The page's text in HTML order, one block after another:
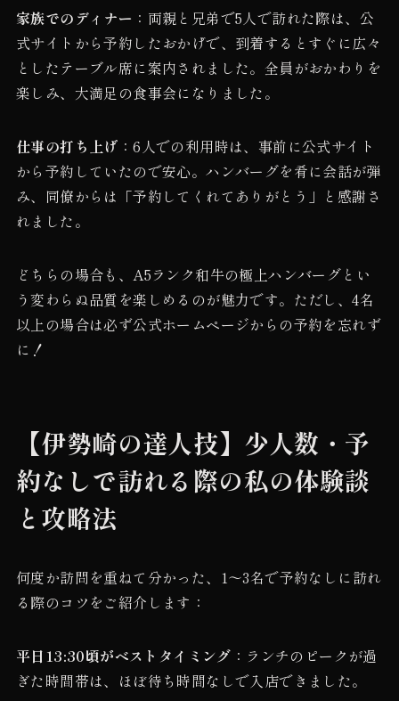
家族でのディナー ：両親と兄弟で5人で訪れた際は、公
式サイトから予約したおかげで、到着するとすぐに広々
としたテーブル席に案内されました。全員がおかわりを
楽しみ、大満足の食事会になりました。
仕事の打ち上げ ：6人での利用時は、事前に公式サイト
から予約していたので安心。ハンバーグを肴に会話が弾
み、同僚からは「予約してくれてありがとう」と感謝さ
れました。
どちらの場合も、A5ランク和牛の極上ハンバーグとい
う変わらぬ品質を楽しめるのが魅力です。ただし、4名
以上の場合は必ず公式ホームページからの予約を忘れず
に！
【伊勢崎の達人技】少人数・予
約なしで訪れる際の私の体験談
と攻略法
何度か訪問を重ねて分かった、1〜3名で予約なしに訪れ
る際のコツをご紹介します：
平日13:30頃がベストタイミング ：ランチのピークが過
ぎた時間帯は、ほぼ待ち時間なしで入店できました。